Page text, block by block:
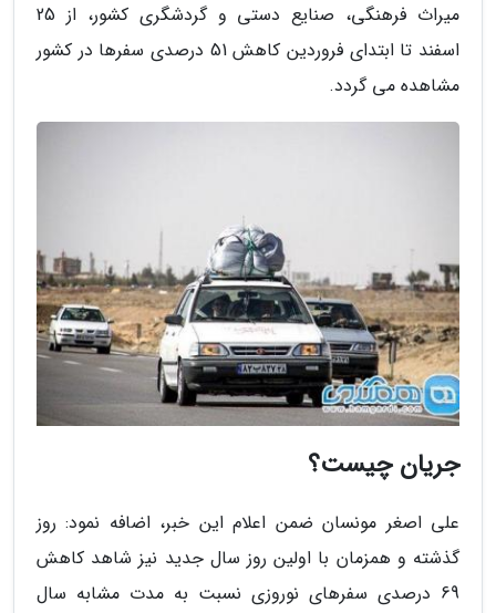
میراث فرهنگی، صنایع دستی و گردشگری کشور، از 25
اسفند تا ابتدای فروردین کاهش 51 درصدی سفرها در کشور
مشاهده می گردد.
جریان چیست؟
علی اصغر مونسان ضمن اعلام این خبر، اضافه نمود: روز
گذشته و همزمان با اولین روز سال جدید نیز شاهد کاهش
69 درصدی سفرهای نوروزی نسبت به مدت مشابه سال